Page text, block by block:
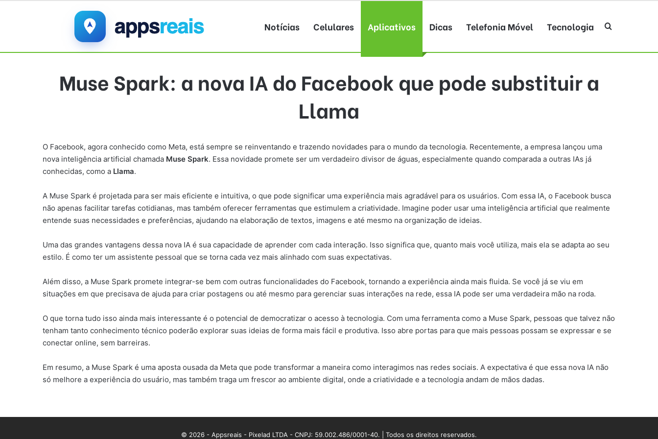
Notícias Celulares Aplicativos Dicas Telefonia Móvel Tecnologia Procurar por
Muse Spark: a nova IA do Facebook que pode substituir a
Llama
O Facebook, agora conhecido como Meta, está sempre se reinventando e trazendo novidades para o mundo da tecnologia. Recentemente, a empresa lançou uma
nova inteligência artificial chamada Muse Spark. Essa novidade promete ser um verdadeiro divisor de águas, especialmente quando comparada a outras IAs já
conhecidas, como a Llama.
A Muse Spark é projetada para ser mais eficiente e intuitiva, o que pode significar uma experiência mais agradável para os usuários. Com essa IA, o Facebook busca
não apenas facilitar tarefas cotidianas, mas também oferecer ferramentas que estimulem a criatividade. Imagine poder usar uma inteligência artificial que realmente
entende suas necessidades e preferências, ajudando na elaboração de textos, imagens e até mesmo na organização de ideias.
Uma das grandes vantagens dessa nova IA é sua capacidade de aprender com cada interação. Isso significa que, quanto mais você utiliza, mais ela se adapta ao seu
estilo. É como ter um assistente pessoal que se torna cada vez mais alinhado com suas expectativas.
Além disso, a Muse Spark promete integrar-se bem com outras funcionalidades do Facebook, tornando a experiência ainda mais fluida. Se você já se viu em
situações em que precisava de ajuda para criar postagens ou até mesmo para gerenciar suas interações na rede, essa IA pode ser uma verdadeira mão na roda.
O que torna tudo isso ainda mais interessante é o potencial de democratizar o acesso à tecnologia. Com uma ferramenta como a Muse Spark, pessoas que talvez não
tenham tanto conhecimento técnico poderão explorar suas ideias de forma mais fácil e produtiva. Isso abre portas para que mais pessoas possam se expressar e se
conectar online, sem barreiras.
Em resumo, a Muse Spark é uma aposta ousada da Meta que pode transformar a maneira como interagimos nas redes sociais. A expectativa é que essa nova IA não
só melhore a experiência do usuário, mas também traga um frescor ao ambiente digital, onde a criatividade e a tecnologia andam de mãos dadas.
© 2026 - Appsreais - Pixelad LTDA - CNPJ: 59.002.486/0001-40. | Todos os direitos reservados.